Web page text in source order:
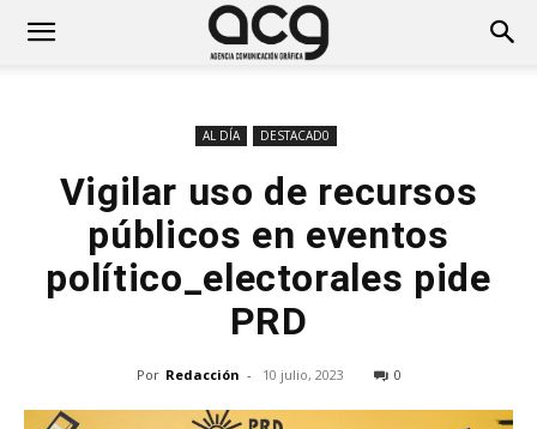
AL DÍA DESTACAD0
Vigilar uso de recursos
públicos en eventos
político_electorales pide
PRD
Por Redacción - 10 julio, 2023 0